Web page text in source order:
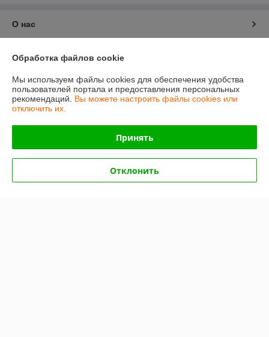
О нас
Доставка и оплата
График работы
Обработка файлов cookie
Мы используем файлы cookies для обеспечения удобства
пользователей портала и предоставления персональных
рекомендаций. Вы можете настроить файлы cookies или
отключить их.
Принять
Отклонить